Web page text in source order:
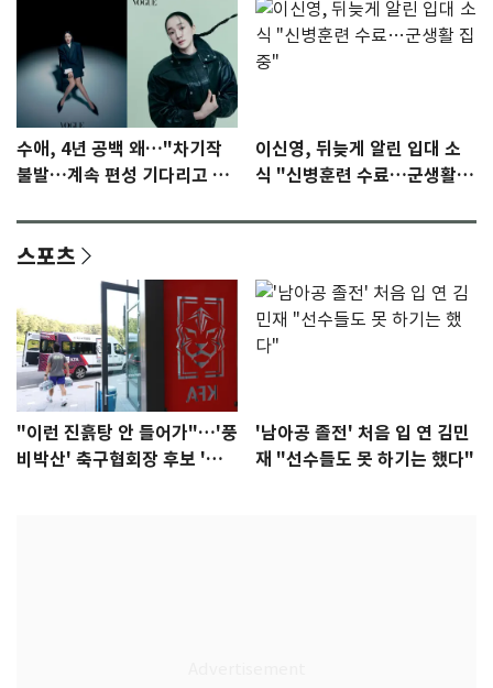
수애, 4년 공백 왜…"차기작
불발…계속 편성 기다리고 있
이신영, 뒤늦게 알린 입대 소
식 "신병훈련 수료…군생활
스포츠
"이런 진흙탕 안 들어가"…'풍
비박산' 축구협회장 후보 '실
'남아공 졸전' 처음 입 연 김민
재 "선수들도 못 하기는 했다"